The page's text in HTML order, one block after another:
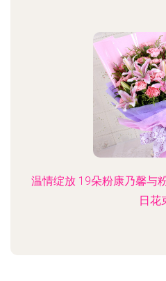
温情绽放 19朵粉康乃馨与
日花